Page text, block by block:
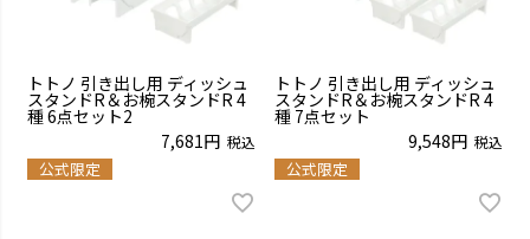
トトノ 引き出し用 ディッシュ
スタンドR＆お椀スタンドR 4
種 6点セット2
7,681
税込
公式限定
トトノ 引き出し用 ディッシュ
スタンドR＆お椀スタンドR 4
種 7点セット
9,548
税込
公式限定